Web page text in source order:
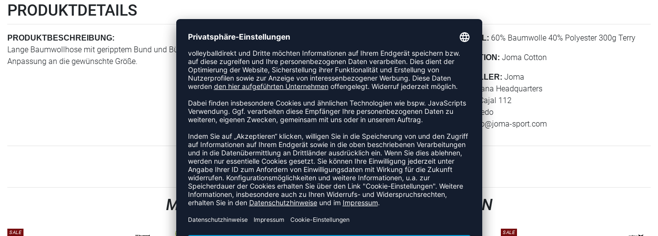
PRODUKTDETAILS
PRODUKTBESCHREIBUNG:
Lange Baumwollhose mit geripptem Bund und Bündchen für einen bequemen Sitz. Seitentaschen und Kordelzug zur
Anpassung an die gewünschte Größe.
MATERIAL: 60% Baumwolle 40% Polyester 300g Terry
KOLLEKTION: Joma Cotton
HERSTELLER: Joma
Joma Espana Headquarters
Ramon y Cajal 112
45512 Toledo
info@joma-sport.com
ZULETZT ANGESEHEN
MEHR AUS DER KATEGORIE TRAININGSHOSEN
SALE
SALE